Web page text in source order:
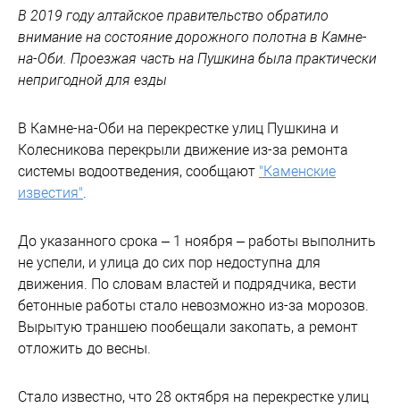
В 2019 году алтайское правительство обратило
внимание на состояние дорожного полотна в Камне-
на-Оби. Проезжая часть на Пушкина была практически
непригодной для езды
В Камне-на-Оби на перекрестке улиц Пушкина и
Колесникова перекрыли движение из-за ремонта
системы водоотведения, сообщают "Каменские
известия"
До указанного срока – 1 ноября – работы выполнить
не успели, и улица до сих пор недоступна для
движения. По словам властей и подрядчика, вести
бетонные работы стало невозможно из-за морозов.
Вырытую траншею пообещали закопать, а ремонт
отложить до весны.
Стало известно, что 28 октября на перекрестке улиц